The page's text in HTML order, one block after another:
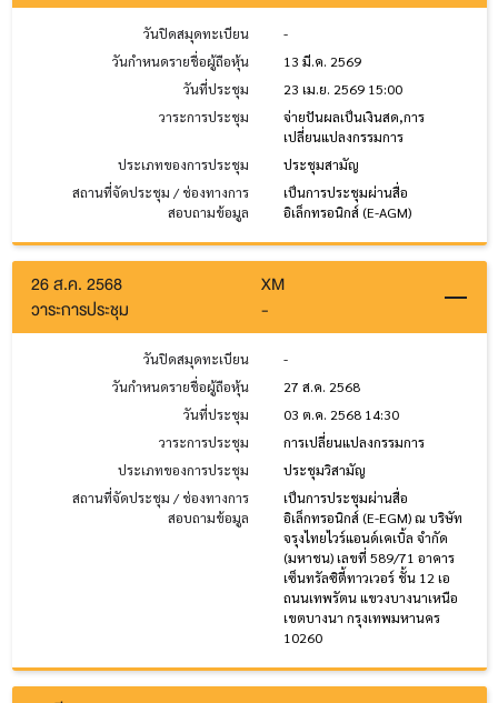
วันปิดสมุดทะเบียน
-
วันกำหนดรายชื่อผู้ถือหุ้น
13 มี.ค. 2569
วันที่ประชุม
23 เม.ย. 2569 15:00
วาระการประชุม
จ่ายปันผลเป็นเงินสด,การ
เปลี่ยนแปลงกรรมการ
ประเภทของการประชุม
ประชุมสามัญ
สถานที่จัดประชุม / ช่องทางการ
สอบถามข้อมูล
เป็นการประชุมผ่านสื่อ
อิเล็กทรอนิกส์ (E-AGM)
26 ส.ค. 2568
XM
วาระการประชุม
-
วันปิดสมุดทะเบียน
-
วันกำหนดรายชื่อผู้ถือหุ้น
27 ส.ค. 2568
วันที่ประชุม
03 ต.ค. 2568 14:30
วาระการประชุม
การเปลี่ยนแปลงกรรมการ
ประเภทของการประชุม
ประชุมวิสามัญ
สถานที่จัดประชุม / ช่องทางการ
สอบถามข้อมูล
เป็นการประชุมผ่านสื่อ
อิเล็กทรอนิกส์ (E-EGM) ณ บริษัท
จรุงไทยไวร์แอนด์เคเบิ้ล จำกัด
(มหาชน) เลขที่ 589/71 อาคาร
เซ็นทรัลซิตี้ทาวเวอร์ ชั้น 12 เอ
ถนนเทพรัตน แขวงบางนาเหนือ
เขตบางนา กรุงเทพมหานคร
10260